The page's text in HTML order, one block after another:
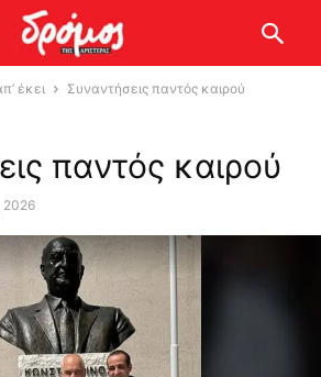
έκει Συναντήσεις παντός καιρού
παντός καιρού
2026